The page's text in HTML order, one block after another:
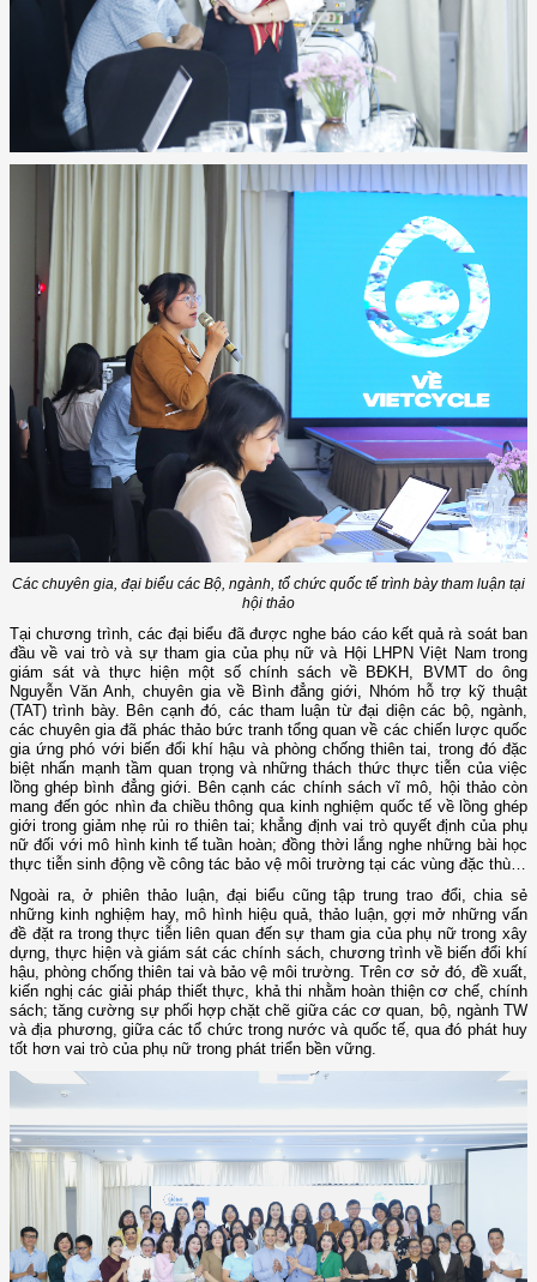
Các chuyên gia, đại biểu các Bộ, ngành, tổ chức quốc tế trình bày tham luận tại
hội thảo
Tại chương trình, các đại biểu đã được nghe báo cáo kết quả rà soát ban
đầu về vai trò và sự tham gia của phụ nữ và Hội LHPN Việt Nam trong
giám sát và thực hiện một số chính sách về BĐKH, BVMT do ông
Nguyễn Văn Anh, chuyên gia về Bình đẳng giới, Nhóm hỗ trợ kỹ thuật
(TAT) trình bày. Bên cạnh đó, các tham luận từ đại diện các bộ, ngành,
các chuyên gia đã phác thảo bức tranh tổng quan về các chiến lược quốc
gia ứng phó với biến đổi khí hậu và phòng chống thiên tai, trong đó đặc
biệt nhấn mạnh tầm quan trọng và những thách thức thực tiễn của việc
lồng ghép bình đẳng giới. Bên cạnh các chính sách vĩ mô, hội thảo còn
mang đến góc nhìn đa chiều thông qua kinh nghiệm quốc tế về lồng ghép
giới trong giảm nhẹ rủi ro thiên tai; khẳng định vai trò quyết định của phụ
nữ đối với mô hình kinh tế tuần hoàn; đồng thời lắng nghe những bài học
thực tiễn sinh động về công tác bảo vệ môi trường tại các vùng đặc thù…
Ngoài ra, ở phiên thảo luận, đại biểu cũng tập trung trao đổi, chia sẻ
những kinh nghiệm hay, mô hình hiệu quả, thảo luận, gợi mở những vấn
đề đặt ra trong thực tiễn liên quan đến sự tham gia của phụ nữ trong xây
dựng, thực hiện và giám sát các chính sách, chương trình về biến đổi khí
hậu, phòng chống thiên tai và bảo vệ môi trường. Trên cơ sở đó, đề xuất,
kiến nghị các giải pháp thiết thực, khả thi nhằm hoàn thiện cơ chế, chính
sách; tăng cường sự phối hợp chặt chẽ giữa các cơ quan, bộ, ngành TW
và địa phương, giữa các tổ chức trong nước và quốc tế, qua đó phát huy
tốt hơn vai trò của phụ nữ trong phát triển bền vững.